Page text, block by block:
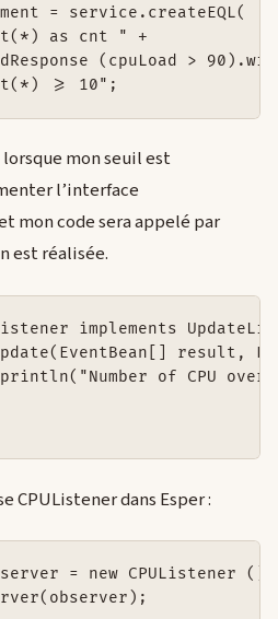
= service.createEQL(
as cnt " +
(cpuLoad >
mon seuil est
l’interface
mon code sera appelé par
est réalisée.
implements
result,
of CPU
CPUListener dans Esper :
= new CPUListener ();